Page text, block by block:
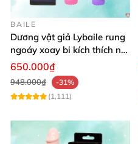
BAILE
Dương vật giả Lybaile rung
ngoáy xoay bi kích thích nữ
thủ dâm
650.000₫
948.000₫
-31%
(1,111)